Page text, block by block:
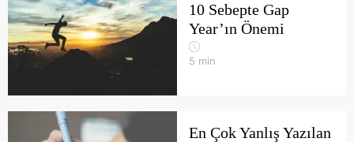
10 Sebepte Gap
Year’ın Önemi
5 min
En Çok Yanlış Yazılan